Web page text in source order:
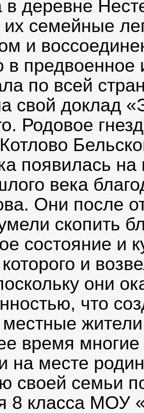
деревне
их семейные
и
в
по всей
свой доклад
Родовое
появилась на
века
Они после
скопить
состояние и
и
они
что
время
на месте
своей семьи
8 класса МОУ